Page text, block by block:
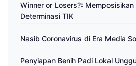
Winner or Losers?: Memposisikan
Determinasi TIK
Nasib Coronavirus di Era Media
Penyiapan Benih Padi Lokal